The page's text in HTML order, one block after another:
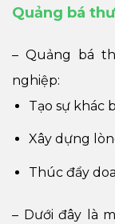
Quảng bá
– Quảng bá
nghiệp:
Tạo sự khác
Xây dựng
Thúc đẩy
– Dưới đây là